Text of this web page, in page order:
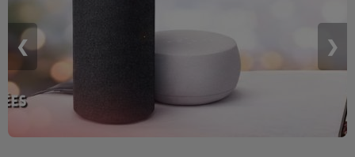
❮ ❯